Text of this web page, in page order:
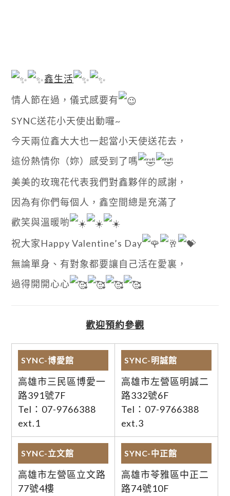
鑫生活
情人節在過，儀式感要有
SYNC送花小天使出動囉~
今天兩位鑫大大也一起當小天使送花去，
這份熱情你（妳）感受到了嗎
美美的玫瑰花代表我們對鑫夥伴的感謝，
因為有你們每個人，鑫空間總是充滿了
歡笑與溫暖喲
祝大家Happy Valentine’s Day
無論單身、有對象都要讓自己活在愛裏，
過得開開心心
歡迎預約參觀
SYNC-博愛館
高雄市三民區博愛一
路391號7F
Tel：07-9766388
ext.1
SYNC-明誠館
高雄市左營區明誠二
路332號6F
Tel：07-9766388
ext.3
SYNC-立文館
高雄市左營區立文路
77號4樓
SYNC-中正館
高雄市苓雅區中正二
路74號10F